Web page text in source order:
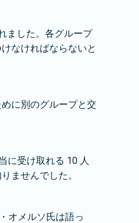
ました。各グループ
なければならないと
に別のグループと交
に受け取れる 10 人
ませんでした。
オメルソ氏は語っ